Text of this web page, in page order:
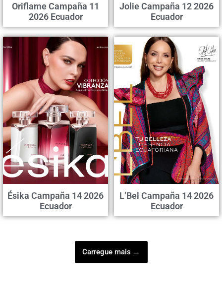
Oriflame Campaña 11
2026 Ecuador
Jolie Campaña 12 2026
Ecuador
Ésika Campaña 14 2026
Ecuador
L’Bel Campaña 14 2026
Ecuador
Carregue mais →